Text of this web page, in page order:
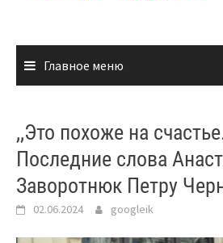
Главное меню
,,Это похоже на
Последние слова
Заворотнюк Петру
02.06.2024 googleik